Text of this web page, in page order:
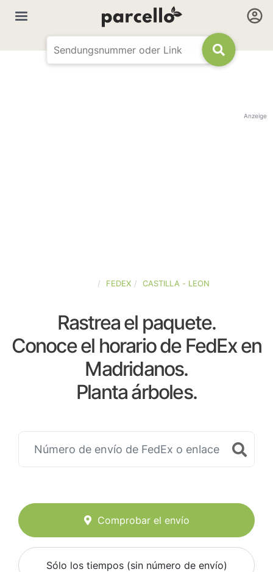
Anzeige
FEDEX CASTILLA - LEON
Rastrea el paquete.
Conoce el horario de FedEx en
Madridanos.
Planta árboles.
Comprobar el envío
Sólo los tiempos (sin número de envío)